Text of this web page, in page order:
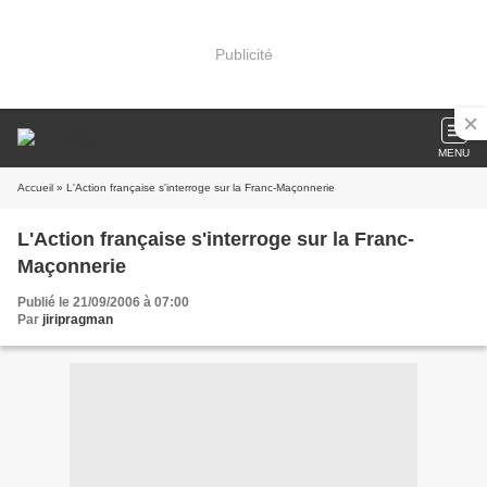
Publicité
MENU
Accueil » L'Action française s'interroge sur la Franc-Maçonnerie
L'Action française s'interroge sur la Franc-
Maçonnerie
Publié le 21/09/2006 à 07:00
Par jiripragman